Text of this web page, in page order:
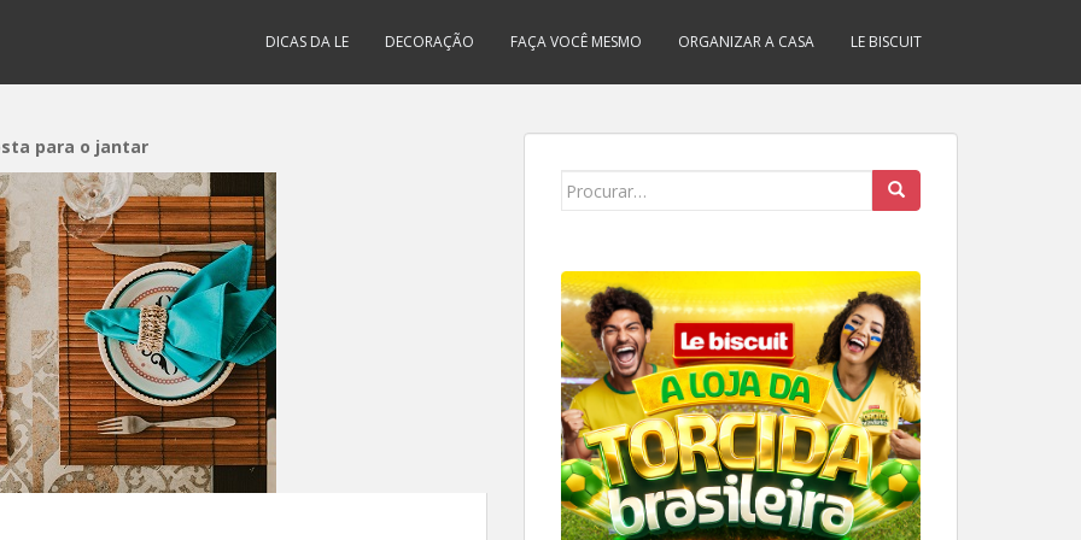
DICAS DA LE DECORAÇÃO FAÇA VOCÊ MESMO ORGANIZAR A CASA LE BISCUIT
para o jantar
Search